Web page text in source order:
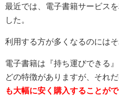
最近では、電子書籍サービス
した。
利用する方が多くなるのには
電子書籍は『持ち運びできる
どの特徴がありますが、それだ
も大幅に安く購入することが